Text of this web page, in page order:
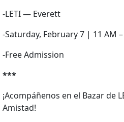
-LETI — Everett
-Saturday, February 7 | 11 AM –
-Free Admission
***
¡Acompáñenos en el Bazar de
Amistad!